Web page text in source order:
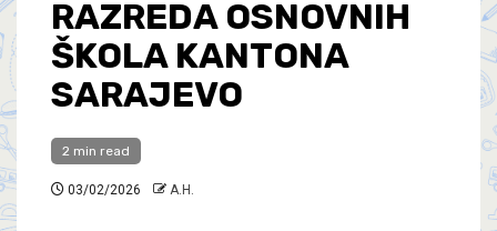
RAZREDA OSNOVNIH
ŠKOLA KANTONA
SARAJEVO
2 min read
03/02/2026 A.H.